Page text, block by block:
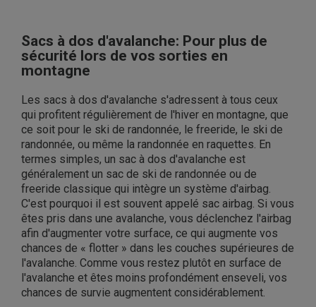
Sacs à dos d'avalanche: Pour plus de
sécurité lors de vos sorties en
montagne
Les sacs à dos d'avalanche s'adressent à tous ceux
qui profitent régulièrement de l'hiver en montagne, que
ce soit pour le ski de randonnée, le freeride, le ski de
randonnée, ou même la randonnée en raquettes. En
termes simples, un sac à dos d'avalanche est
généralement un sac de ski de randonnée ou de
freeride classique qui intègre un système d'airbag.
C'est pourquoi il est souvent appelé sac airbag. Si vous
êtes pris dans une avalanche, vous déclenchez l'airbag
afin d'augmenter votre surface, ce qui augmente vos
chances de « flotter » dans les couches supérieures de
l'avalanche. Comme vous restez plutôt en surface de
l'avalanche et êtes moins profondément enseveli, vos
chances de survie augmentent considérablement.